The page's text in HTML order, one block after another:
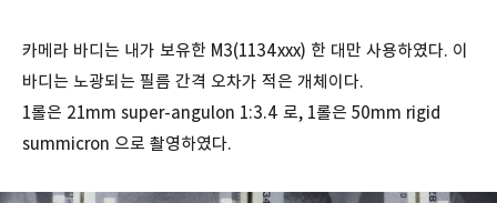
카메라 바디는 내가 보유한 M3(1134xxx) 한 대만 사용하였다. 이
바디는 노광되는 필름 간격 오차가 적은 개체이다.
1롤은 21mm super-angulon 1:3.4 로, 1롤은 50mm rigid
summicron 으로 촬영하였다.